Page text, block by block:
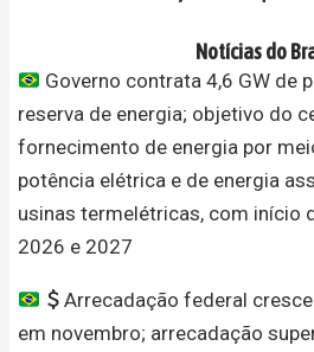
Notícias do
Governo contrata 4,6 GW de
reserva de energia; objetivo do
fornecimento de energia por
potência elétrica e de energia
usinas termelétricas, com início
2026 e 2027
Arrecadação federal
em novembro; arrecadação